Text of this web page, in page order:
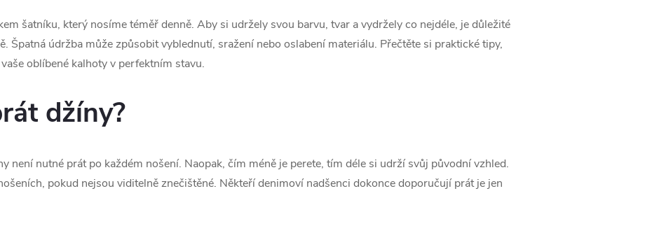
šatníku, který nosíme téměř denně. Aby si udržely svou barvu, tvar a vydržely co nejdéle, je důležité
Špatná údržba může způsobit vyblednutí, sražení nebo oslabení materiálu. Přečtěte si praktické tipy,
oblíbené kalhoty v perfektním stavu.
džíny?
není nutné prát po každém nošení. Naopak, čím méně je perete, tím déle si udrží svůj původní vzhled.
pokud nejsou viditelně znečištěné. Někteří denimoví nadšenci dokonce doporučují prát je jen